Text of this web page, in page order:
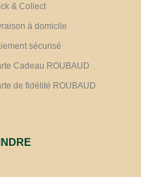
& Collect
à domicile
sécurisé
Cadeau ROUBAUD
de fidélité ROUBAUD